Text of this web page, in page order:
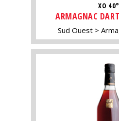
XO 40°
ARMAGNAC
Sud Ouest